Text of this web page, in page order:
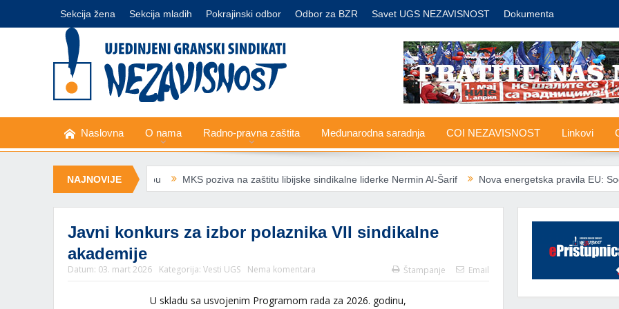
Sekcija žena Sekcija mladih Pokrajinski odbor Odbor za BZR Savet UGS NEZAVISNOST Dokumenta
Naslovna O nama Radno-pravna zaštita Međunarodna saradnja COI NEZAVISNOST Linkovi
NAJNOVIJE
minimalnu korpu MKS poziva na zaštitu libijske sindikalne liderke Nermin Al-Šarif Nova energetska pravila EU: Socijalno
Javni konkurs za izbor polaznika VII sindikalne
akademije
Datum: 03. mart 2026 Kategorija: Vesti UGS Nema komentara Štampanje Email
U skladu sa usvojenim Programom rada za 2026. godinu,